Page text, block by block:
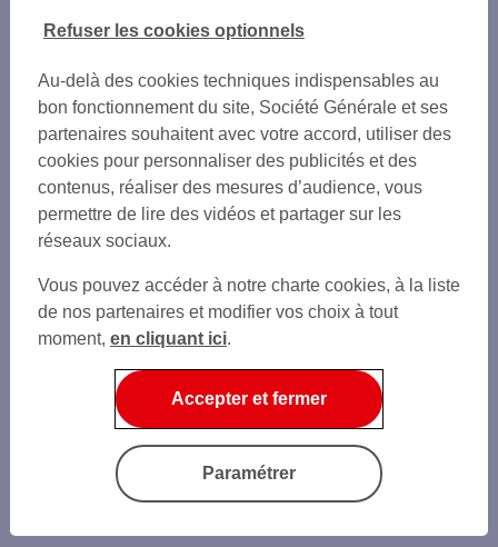
Au-delà des cookies techniques indispensables au
bon fonctionnement du site, Société Générale et ses
partenaires souhaitent avec votre accord, utiliser des
cookies pour personnaliser des publicités et des
contenus, réaliser des mesures d’audience, vous
permettre de lire des vidéos et partager sur les
réseaux sociaux.
Vous pouvez accéder à notre charte cookies, à la liste
de nos partenaires et modifier vos choix à tout
moment, en cliquant ici.
Refuser les cookies optionnels
Accepter et fermer
Paramétrer